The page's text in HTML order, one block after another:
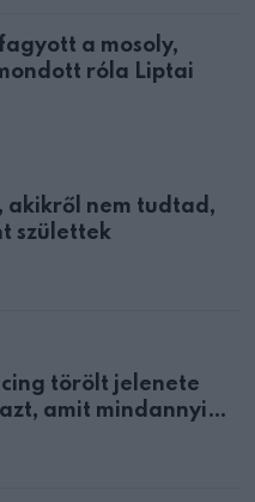
a mosoly,
róla Liptai
akikről nem tudtad,
születtek
törölt jelenete
amit mindannyian